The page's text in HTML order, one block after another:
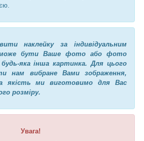
наклейку за індивідуальним
може бути Ваше фото або фото
яка інша картинка. Для цього
нам вибране Вами зображення,
якість ми виготовимо для Вас
розміру.
Увага!